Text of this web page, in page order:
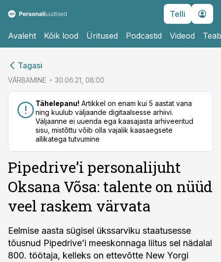
Telli
Avaleht Kõik lood Üritused Podcastid Videod
Tagasi
VÄRBAMINE 30.06.21, 08:00
Tähelepanu! Artikkel on enam kui 5 aastat vana
ning kuulub väljaande digitaalsesse arhiivi.
Väljaanne ei uuenda ega kaasajasta arhiveeritud
sisu, mistõttu võib olla vajalik kaasaegsete
allikatega tutvumine
Pipedrive’i personalijuht
Oksana Võsa: talente on nüüd
veel raskem värvata
Eelmise aasta sügisel ükssarviku staatusesse
tõusnud Pipedrive’i meeskonnaga liitus sel nädalal
800. töötaja, kelleks on ettevõtte New Yorgi